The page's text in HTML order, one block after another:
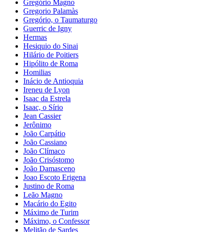
Gregório Magno
Gregorio Palamàs
Gregório, o Taumaturgo
Guerric de Igny
Hermas
Hesiquio do Sinai
Hilário de Poitiers
Hipólito de Roma
Homilias
Inácio de Antioquia
Ireneu de Lyon
Isaac da Estrela
Isaac, o Sírio
Jean Cassier
Jerônimo
João Carpátio
João Cassiano
João Clímaco
João Crisóstomo
João Damasceno
Joao Escoto Erigena
Justino de Roma
Leão Magno
Macário do Egito
Máximo de Turim
Máximo, o Confessor
Melitão de Sardes